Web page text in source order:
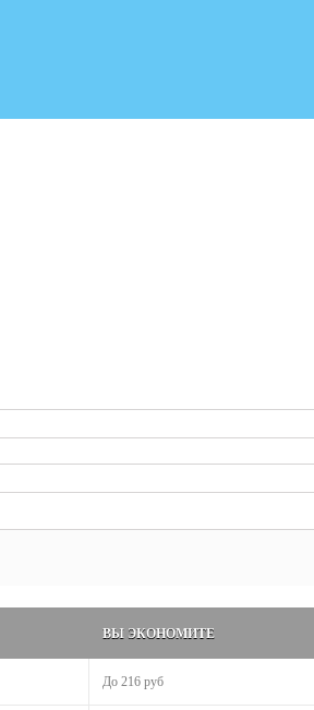
ВЫ ЭКОНОМИТЕ
До 216 руб